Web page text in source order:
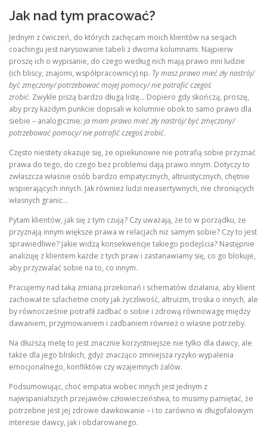
Jak nad tym pracować?
Jednym z ćwiczeń, do których zachęcam moich klientów na sesjach
coachingu jest narysowanie tabeli z dwoma kolumnami. Najpierw
proszę ich o wypisanie, do czego według nich mają prawo inni ludzie
(ich bliscy, znajomi, współpracownicy) np. Ty masz prawo mieć zły nastrój/
być zmęczony/ potrzebować mojej pomocy/ nie potrafić czegoś
zrobić. Zwykle piszą bardzo długą listę… Dopiero gdy skończą, proszę,
aby przy każdym punkcie dopisali w kolumnie obok to samo prawo dla
siebie – analogicznie: ja mam prawo mieć zły nastrój/ być zmęczony/
potrzebować pomocy/ nie potrafić czegoś zrobić.
Często niestety okazuje się, że opiekunowie nie potrafią sobie przyznać
prawa do tego, do czego bez problemu dają prawo innym. Dotyczy to
zwłaszcza właśnie osób bardzo empatycznych, altruistycznych, chętnie
wspierających innych. Jak również ludzi nieasertywnych, nie chroniących
własnych granic…
Pytam klientów, jak się z tym czują? Czy uważają, że to w porządku, że
przyznają innym większe prawa w relacjach niż samym sobie? Czy to jest
sprawiedliwe? Jakie widzą konsekwencje takiego podejścia? Następnie
analizuję z klientem każde z tych praw i zastanawiamy się, co go blokuje,
aby przyzwalać sobie na to, co innym.
Pracujemy nad taką zmianą przekonań i schematów działania, aby klient
zachował te szlachetne cnoty jak życzliwość, altruizm, troska o innych, ale
by równocześnie potrafił zadbać o sobie i zdrową równowagę między
dawaniem, przyjmowaniem i zadbaniem również o własne potrzeby.
Na dłuższą metę to jest znacznie korzystniejsze nie tylko dla dawcy, ale
także dla jego bliskich, gdyż znacząco zmniejsza ryzyko wypalenia
emocjonalnego, konfliktów czy wzajemnych żalów.
Podsumowując, choć empatia wobec innych jest jednym z
najwspanialszych przejawów człowieczeństwa, to musimy pamiętać, że
potrzebne jest jej zdrowe dawkowanie – i to zarówno w długofalowym
interesie dawcy, jak i obdarowanego.